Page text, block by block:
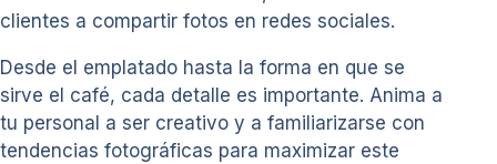
clientes a compartir fotos en redes sociales.
Desde el emplatado hasta la forma en que se
sirve el café, cada detalle es importante. Anima a
tu personal a ser creativo y a familiarizarse con
tendencias fotográficas para maximizar este